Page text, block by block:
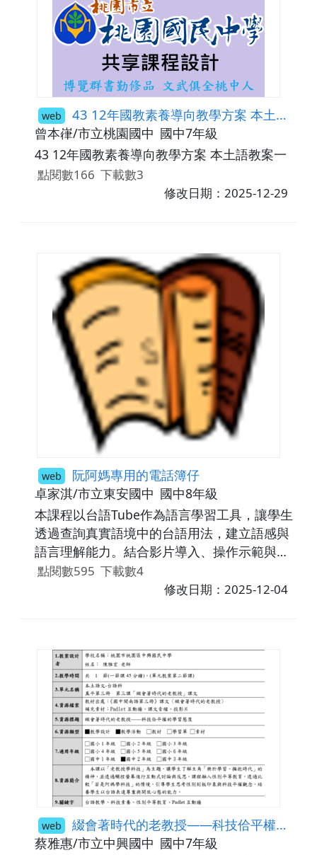
web 43 12年國教素養導向教學方案 本土語教案一
曾本嵂/市立桃園國中 國中7年級
43 12年國教素養導向教學方案 本土語教案一
點閱數166 下載數3
修改日期：2025-12-29
web 阮阿媽專用的電話簿仔
卓家淇/市立東安國中 國中8年級
本課程以台語Tube作為語言學習工具，讓學生
透過查詢真實語境中的台語用法，建立語感與
語言理解能力。結合影片導入、操作示範與分
組合作，讓學生在搜尋、討論與口頭報告的過
程中，提升母語學習興趣與實際運用能力。
點閱數595 下載數4
修改日期：2025-12-04
web 綴會著時代的老教授——科技佮平權的學習態度
蔡雅惠/市立中興國中 國中7年級